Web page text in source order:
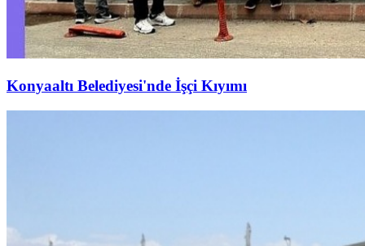
Konyaaltı Belediyesi'nde İşçi Kıyımı